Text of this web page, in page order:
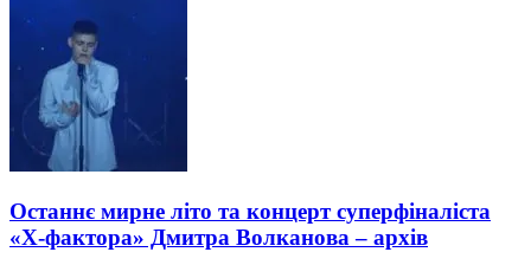
Останнє мирне літо та концерт суперфіналіста
«Х-фактора» Дмитра Волканова – архів